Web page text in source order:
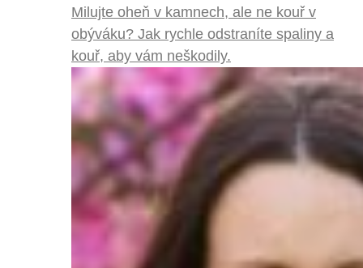
Milujte oheň v kamnech, ale ne kouř v
obýváku? Jak rychle odstraníte spaliny a
kouř, aby vám neškodily.